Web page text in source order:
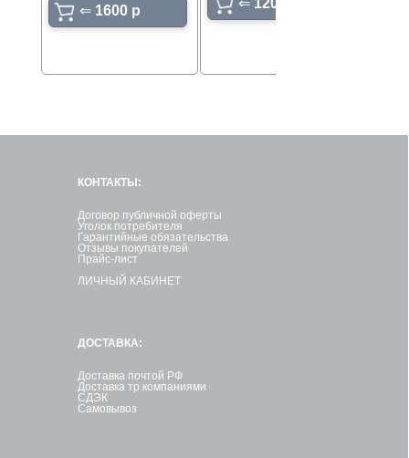
⇐ 1600 p
КОНТАКТЫ:
Договор публичной оферты
Уголок потребителя
Гарантийные обязательства
Отзывы покупателей
Прайс-лист
ЛИЧНЫЙ КАБИНЕТ
ДОСТАВКА:
Доставка почтой РФ
Доставка тр.компаниями
СДЭК
Самовывоз